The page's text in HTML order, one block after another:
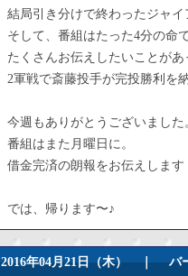
結局引き分けで終わったジャイ
そして、番組はたった4分の命
たくさんお伝えしたいことがあ
2軍戦で斎藤投手が完投勝利を
今週もありがとうございました
番組はまた月曜日に。
借金完済の朗報をお伝えします
では、帰ります〜♪
2016年04月21日（木） ｜バ